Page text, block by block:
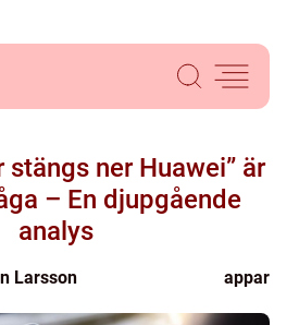
stängs ner Huawei” är
– En djupgående
analys
Larsson appar